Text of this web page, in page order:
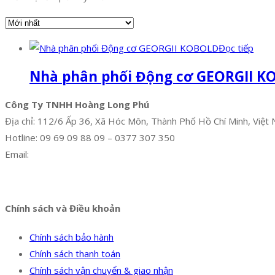
Đọc tiếp
Nhà phân phối Động cơ GEORGII
Công Ty TNHH Hoàng Long Phú
Địa chỉ: 112/6 Ấp 36, Xã Hóc Môn, Thành Phố Hồ Chí Minh, Việt
Hotline: 09 69 09 88 09 – 0377 307 350
Email:
Chính sách và Điều khoản
Chính sách bảo hành
Chính sách thanh toán
Chính sách vận chuyển & giao nhận